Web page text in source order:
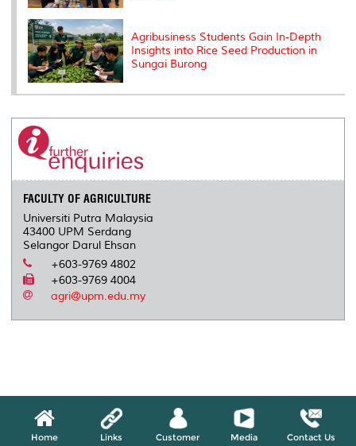
Agribusiness Students Gain In-Depth
Insights into Rice Seed Production in
Sungai Burong
FACULTY OF AGRICULTURE
Universiti Putra Malaysia
43400 UPM Serdang
Selangor Darul Ehsan
+603-9769 4802
+603-9769 4004
agri@upm.edu.my
Home Links Customer Media Contact Us